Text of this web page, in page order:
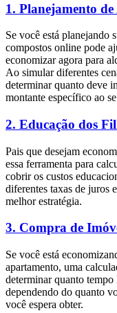
1. Planejamento
Se você está planejando
compostos online pode
economizar agora para
Ao simular diferentes
determinar quanto deve
montante específico ao
2. Educação dos
Pais que desejam
essa ferramenta para
cobrir os custos
diferentes taxas de juros
melhor estratégia.
3. Compra de
Se você está
apartamento, uma
determinar quanto
dependendo do quanto
você espera obter.